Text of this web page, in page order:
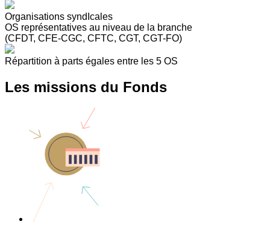
Organisations syndIcales
OS représentatives au niveau de la branche
(CFDT, CFE-CGC, CFTC, CGT, CGT-FO)
Répartition à parts égales entre les 5 OS
Les missions du Fonds